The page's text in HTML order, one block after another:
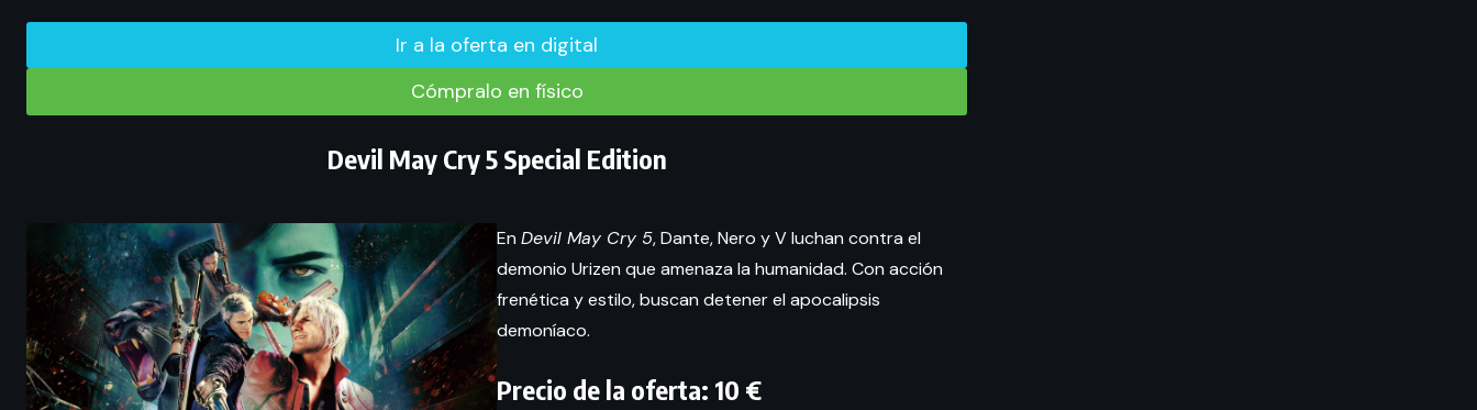
Ir a la oferta en digital
Cómpralo en físico
Devil May Cry 5 Special Edition
En Devil May Cry 5, Dante, Nero y V luchan contra el
demonio Urizen que amenaza la humanidad. Con acción
frenética y estilo, buscan detener el apocalipsis
demoníaco.
Precio de la oferta: 10 €